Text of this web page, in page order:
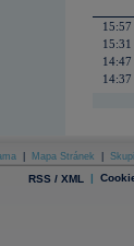
15:57
15:31
14:47
14:37
Mapa Stránek
RSS / XML |